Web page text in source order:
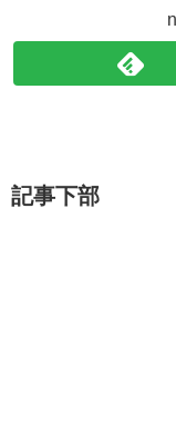
記事下部